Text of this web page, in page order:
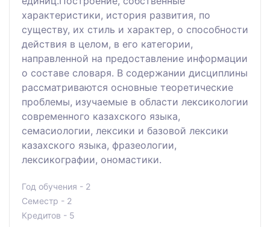
характеристики, история развития, по
существу, их стиль и характер, о способности
действия в целом, в его категории,
направленной на предоставление информации
о составе словаря. В содержании дисциплины
рассматриваются основные теоретические
проблемы, изучаемые в области лексикологии
современного казахского языка,
семасиологии, лексики и базовой лексики
казахского языка, фразеологии,
лексикографии, ономастики.
Год обучения - 2
Семестр - 2
Кредитов - 5